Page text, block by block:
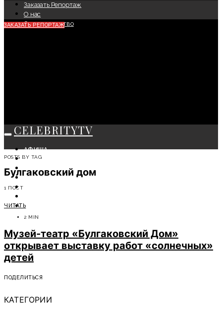
Заказать Репортаж
О нас
Сотрудничество
ЗАКАЗАТЬ РЕПОРТАЖ
CELEBRITYTV
АФИША
СОБЫТИЯ
КРАСОТА
МОДА
СОВЕТЫ ЭКСПЕРТОВ
POSTS BY TAG
Булгаковский дом
1 ПОСТ
ЧИТАТЬ
2 MIN
Музей-театр «Булгаковский Дом»
открывает выставку работ «солнечных»
детей
ПОДЕЛИТЬСЯ
КАТЕГОРИИ